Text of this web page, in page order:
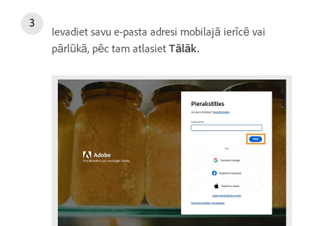
Ievadiet savu e-pasta adresi mobilajā ierīcē vai
pārlūkā, pēc tam atlasiet Tālāk.